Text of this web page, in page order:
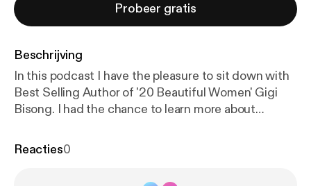
Probeer gratis
Beschrijving
In this podcast I have the pleasure to sit down with
Best Selling Author of '20 Beautiful Women' Gigi
Bisong. I had the chance to learn more about
author, and motivational speaker today. She has
Reacties0